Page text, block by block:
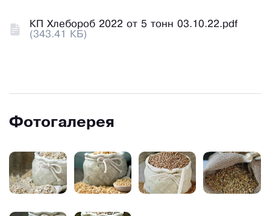
КП Хлебороб 2022 от 5 тонн 03.10.22.pdf
(343.41 КБ)
Фотогалерея